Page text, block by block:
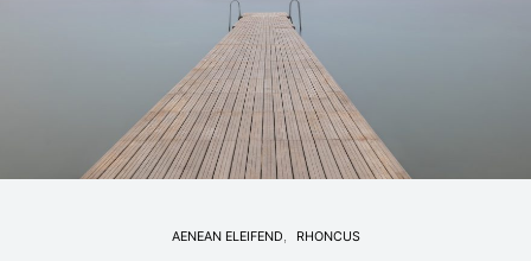
AENEAN ELEIFEND RHONCUS